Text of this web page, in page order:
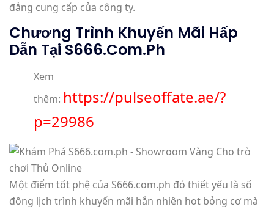
đẳng cung cấp của công ty.
Chương Trình Khuyến Mãi Hấp
Dẫn Tại S666.com.ph
Xem
thêm: https://pulseoffate.ae/?
p=29986
Một điểm tốt phệ của S666.com.ph đó thiết yếu là số
đông lịch trình khuyến mãi hẳn nhiên hot bỏng cơ mà